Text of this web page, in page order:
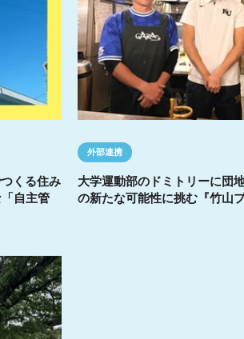
くる住み
自主管
大学運動部のドミトリーに団
の新たな可能性に挑む『竹山
外部連携